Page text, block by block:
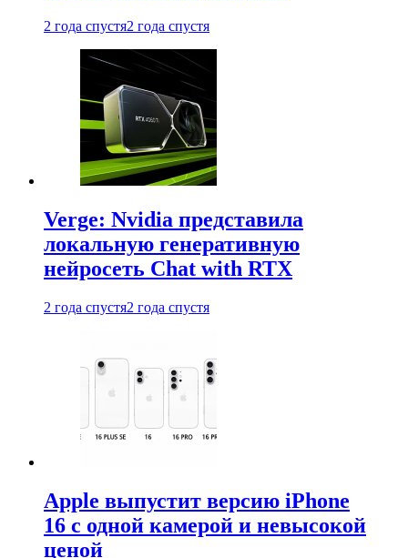
2 года спустя2 года спустя
Verge: Nvidia представила
локальную генеративную
нейросеть Chat with RTX
2 года спустя2 года спустя
Apple выпустит версию iPhone
16 с одной камерой и невысокой
ценой